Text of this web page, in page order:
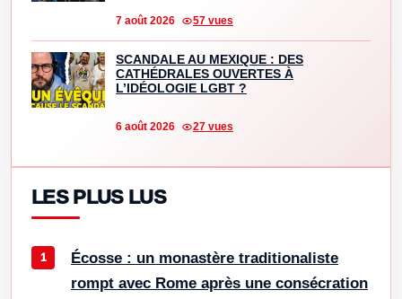
7 août 2026 57 vues
SCANDALE AU MEXIQUE : DES
CATHÉDRALES OUVERTES À
L’IDÉOLOGIE LGBT ?
6 août 2026 27 vues
LES PLUS LUS
Écosse : un monastère traditionaliste
rompt avec Rome après une consécration